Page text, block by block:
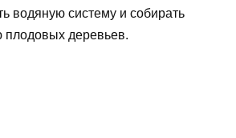
водяную систему и собирать
деревьев.